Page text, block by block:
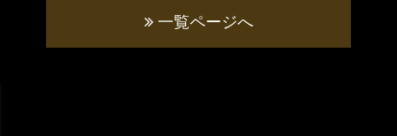
一覧ページへ